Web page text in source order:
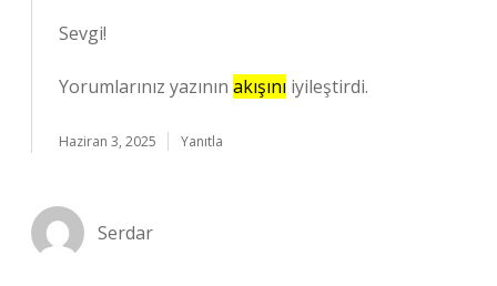
Sevgi!
Yorumlarınız yazının akışını iyileştirdi.
Haziran 3, 2025 Yanıtla
Serdar